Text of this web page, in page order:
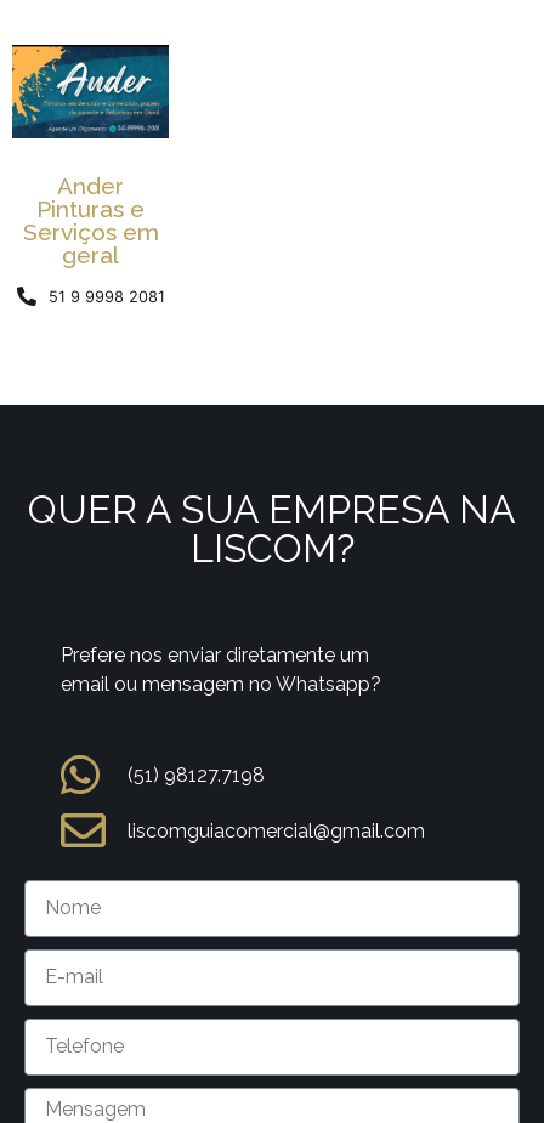
Ander
Pinturas e
Serviços em
geral
51 9 9998 2081
QUER A SUA EMPRESA NA
LISCOM?
Prefere nos enviar diretamente um
email ou mensagem no Whatsapp?
(51) 98127.7198
liscomguiacomercial@gmail.com